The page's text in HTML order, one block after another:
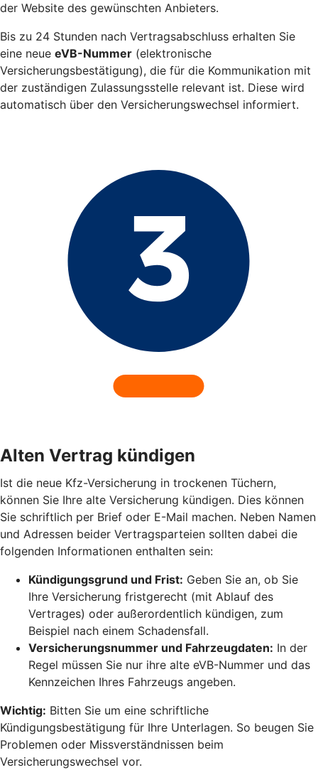
der Website des gewünschten Anbieters.
Bis zu 24 Stunden nach Vertragsabschluss erhalten Sie
eine neue eVB-Nummer (elektronische
Versicherungsbestätigung), die für die Kommunikation mit
der zuständigen Zulassungsstelle relevant ist. Diese wird
automatisch über den Versicherungswechsel informiert.
Alten Vertrag kündigen
Ist die neue Kfz-Versicherung in trockenen Tüchern,
können Sie Ihre alte Versicherung kündigen. Dies können
Sie schriftlich per Brief oder E-Mail machen. Neben Namen
und Adressen beider Vertragsparteien sollten dabei die
folgenden Informationen enthalten sein:
Kündigungsgrund und Frist: Geben Sie an, ob Sie
Ihre Versicherung fristgerecht (mit Ablauf des
Vertrages) oder außerordentlich kündigen, zum
Beispiel nach einem Schadensfall.
Versicherungsnummer und Fahrzeugdaten: In der
Regel müssen Sie nur ihre alte eVB-Nummer und das
Kennzeichen Ihres Fahrzeugs angeben.
Wichtig: Bitten Sie um eine schriftliche
Kündigungsbestätigung für Ihre Unterlagen. So beugen Sie
Problemen oder Missverständnissen beim
Versicherungswechsel vor.